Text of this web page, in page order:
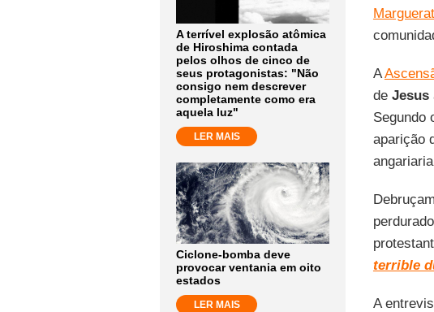
A terrível explosão atômica
de Hiroshima contada
pelos olhos de cinco de
seus protagonistas: "Não
consigo nem descrever
completamente como era
aquela luz"
LER MAIS
Ciclone-bomba deve
provocar ventania em oito
estados
LER MAIS
Marguerat
A
de Jesus
Segundo
aparição
terrible
A